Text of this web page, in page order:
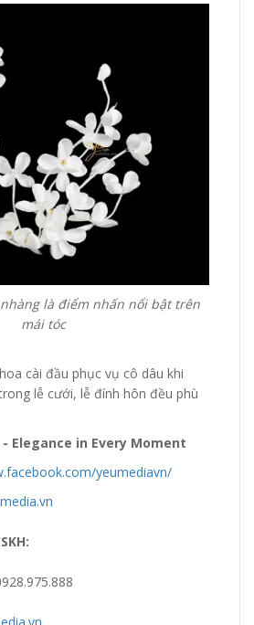
là điểm nhấn nổi bật trên
mái tóc
cài đầu phục vụ cô dâu khi
lễ cưới, lễ đính hôn đều phù
- Elegance in Every Moment
yeumediavn/